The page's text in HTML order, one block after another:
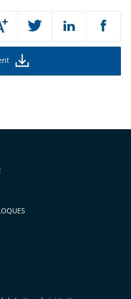
Augmenter
ou
la
de
police